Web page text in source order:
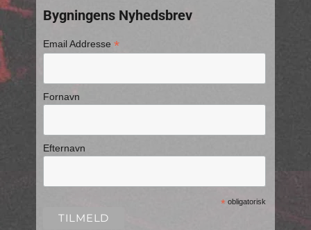
Bygningens Nyhedsbrev
Email Addresse*
Fornavn
Efternavn
* obligatorisk